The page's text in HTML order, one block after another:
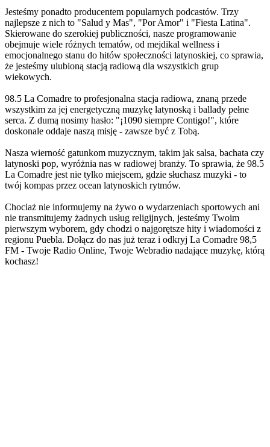
Jesteśmy ponadto producentem popularnych podcastów. Trzy
najlepsze z nich to "Salud y Mas", "Por Amor" i "Fiesta Latina".
Skierowane do szerokiej publiczności, nasze programowanie
obejmuje wiele różnych tematów, od mejdikal wellness i
emocjonalnego stanu do hitów społeczności latynoskiej, co sprawia,
że jesteśmy ulubioną stacją radiową dla wszystkich grup
wiekowych.
98.5 La Comadre to profesjonalna stacja radiowa, znaną przede
wszystkim za jej energetyczną muzykę latynoską i ballady pełne
serca. Z dumą nosimy hasło: "¡1090 siempre Contigo!", które
doskonale oddaje naszą misję - zawsze być z Tobą.
Nasza wierność gatunkom muzycznym, takim jak salsa, bachata czy
latynoski pop, wyróżnia nas w radiowej branży. To sprawia, że 98.5
La Comadre jest nie tylko miejscem, gdzie słuchasz muzyki - to
twój kompas przez ocean latynoskich rytmów.
Chociaż nie informujemy na żywo o wydarzeniach sportowych ani
nie transmitujemy żadnych usług religijnych, jesteśmy Twoim
pierwszym wyborem, gdy chodzi o najgorętsze hity i wiadomości z
regionu Puebla. Dołącz do nas już teraz i odkryj La Comadre 98,5
FM - Twoje Radio Online, Twoje Webradio nadające muzykę, którą
kochasz!